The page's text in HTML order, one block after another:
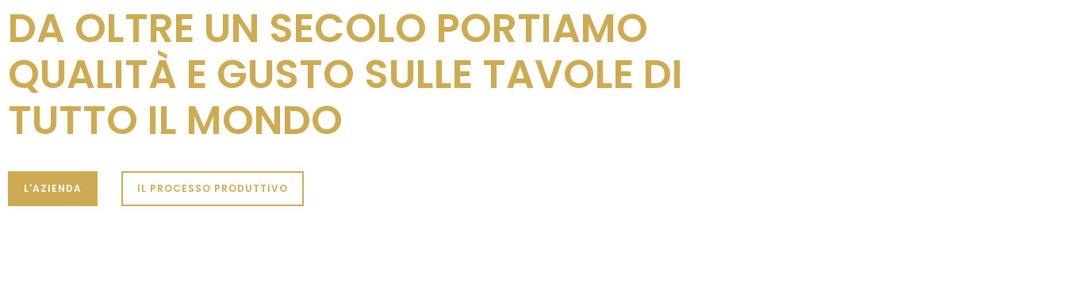
DA OLTRE UN SECOLO PORTIAMO
QUALITÀ E GUSTO SULLE TAVOLE DI
TUTTO IL MONDO
L'AZIENDA IL PROCESSO PRODUTTIVO